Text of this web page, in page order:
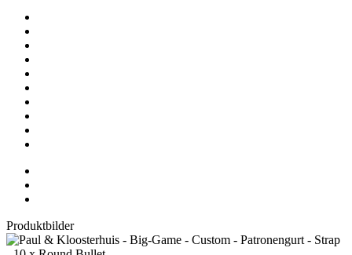
Produktbilder